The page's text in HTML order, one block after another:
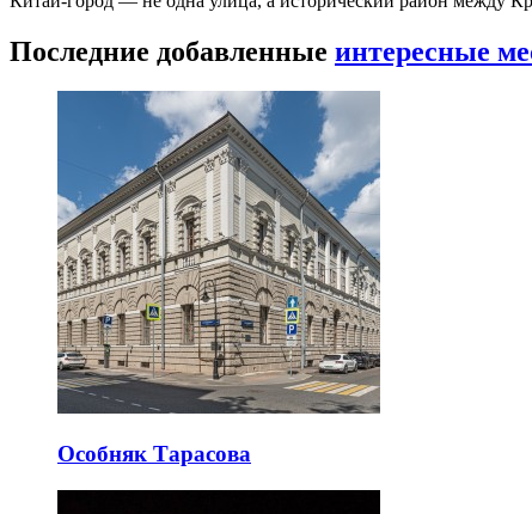
Последние добавленные интересные
Особняк Тарасова